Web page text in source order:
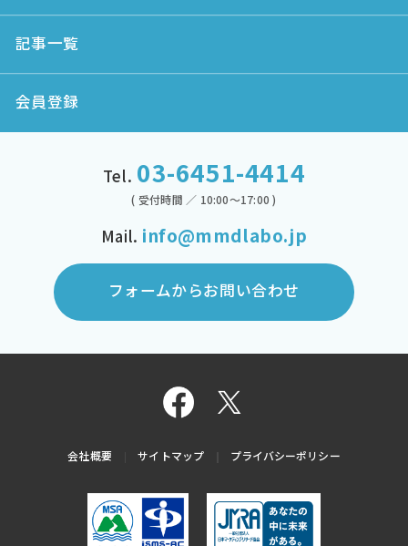
記事一覧
会員登録
Tel. 03-6451-4414
( 受付時間 ／ 10:00～17:00 )
Mail. info@mmdlabo.jp
フォームからお問い合わせ
会社概要 サイトマップ プライバシーポリシー